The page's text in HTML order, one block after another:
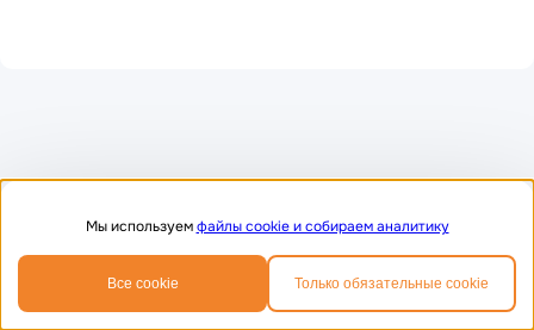
Главная Избранное
0
Корзина Телефон MAX
Мы используемфайлы cookie и собираем аналитику
Все cookie Только обязательные cookie